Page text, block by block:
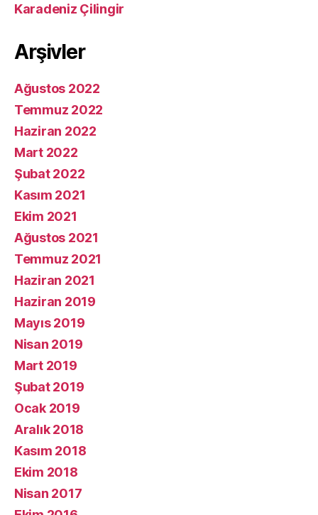
Karadeniz Çilingir
Arşivler
Ağustos 2022
Temmuz 2022
Haziran 2022
Mart 2022
Şubat 2022
Kasım 2021
Ekim 2021
Ağustos 2021
Temmuz 2021
Haziran 2021
Haziran 2019
Mayıs 2019
Nisan 2019
Mart 2019
Şubat 2019
Ocak 2019
Aralık 2018
Kasım 2018
Ekim 2018
Nisan 2017